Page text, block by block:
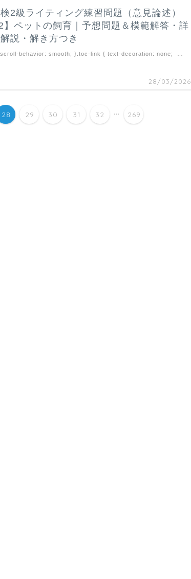
検2級ライティング練習問題（意見論述）
】ペットの飼育｜予想問題＆模範解答・詳
説・解き方つき
28/03/2026
behavior: smooth; }.toc-link { text-decoration: none; …
28 29 30 31 32 ... 269